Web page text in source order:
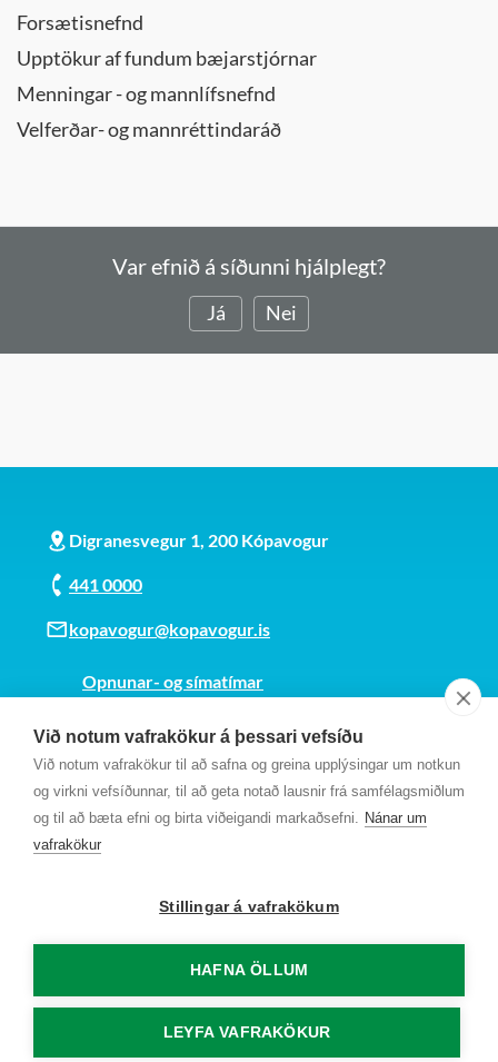
Við notum vafrakökur á þessari vefsíðu
Við notum vafrakökur til að safna og greina upplýsingar um notkun
og virkni vefsíðunnar, til að geta notað lausnir frá samfélagsmiðlum
og til að bæta efni og birta viðeigandi markaðsefni. Nánar um
vafrakökur
Stillingar á vafrakökum
HAFNA ÖLLUM
LEYFA VAFRAKÖKUR
Forsætisnefnd
Upptökur af fundum bæjarstjórnar
Menningar - og mannlífsnefnd
Velferðar- og mannréttindaráð
Var efnið á síðunni hjálplegt?
Já Nei
Digranesvegur 1, 200 Kópavogur
441 0000
kopavogur@kopavogur.is
Opnunar- og símatímar
Kt. 700169-3759
Fundarmannagátt